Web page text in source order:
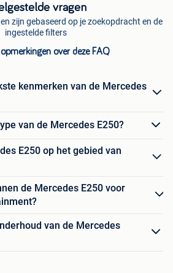
vragen
zijn gebaseerd op je zoekopdracht en de
ingestelde filters
opmerkingen over deze FAQ
kenmerken van de Mercedes
van de Mercedes E250?
E250 op het gebied van
de Mercedes E250 voor
van de Mercedes